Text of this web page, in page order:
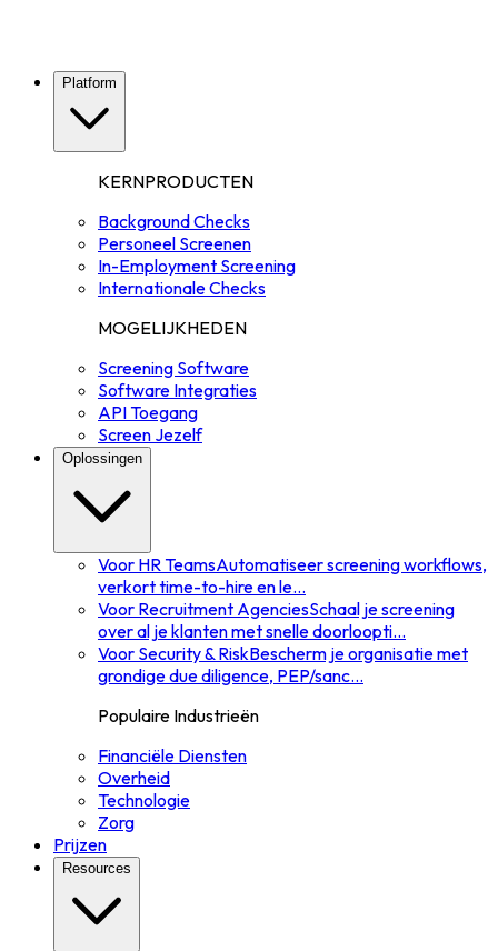
Platform
KERNPRODUCTEN
Background Checks
Personeel Screenen
In-Employment Screening
Internationale Checks
MOGELIJKHEDEN
Screening Software
Software Integraties
API Toegang
Screen Jezelf
Oplossingen
Voor HR TeamsAutomatiseer screening workflows,
verkort time-to-hire en le...
Voor Recruitment AgenciesSchaal je screening
over al je klanten met snelle doorloopti...
Voor Security & RiskBescherm je organisatie met
grondige due diligence, PEP/sanc...
Populaire Industrieën
Financiële Diensten
Overheid
Technologie
Zorg
Prijzen
Resources